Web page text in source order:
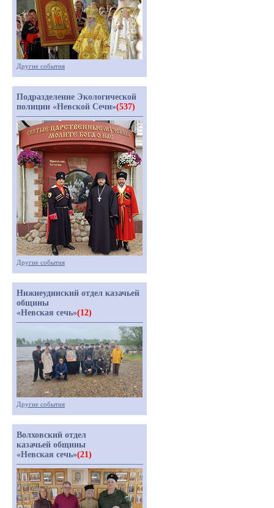
Другие события
Подразделение Экологической
полиции «Невской Сечи»(537)
Другие события
Нижнеудинский отдел казачьей
общины
«Невская сечь»(12)
Другие события
Волховский отдел
казачьей общины
«Невская сечь»(21)